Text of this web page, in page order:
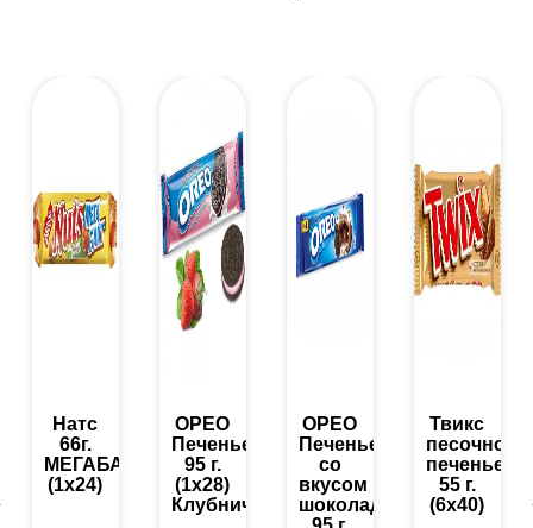
Натс
66г.
МЕГАБАЙТ
(1х24)
ОРЕО
Печенье
95 г.
(1х28)
Клубничное
ОРЕО
Печенье
со
вкусом
шоколада
Твикс
песочное
печенье
55 г.
(6х40)